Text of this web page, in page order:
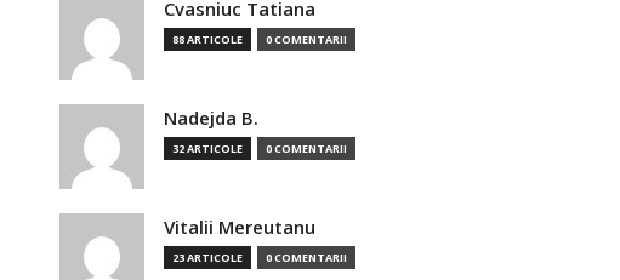
Cvasniuc Tatiana
88 ARTICOLE 0 COMENTARII
Nadejda B.
32 ARTICOLE 0 COMENTARII
Vitalii Mereutanu
23 ARTICOLE 0 COMENTARII